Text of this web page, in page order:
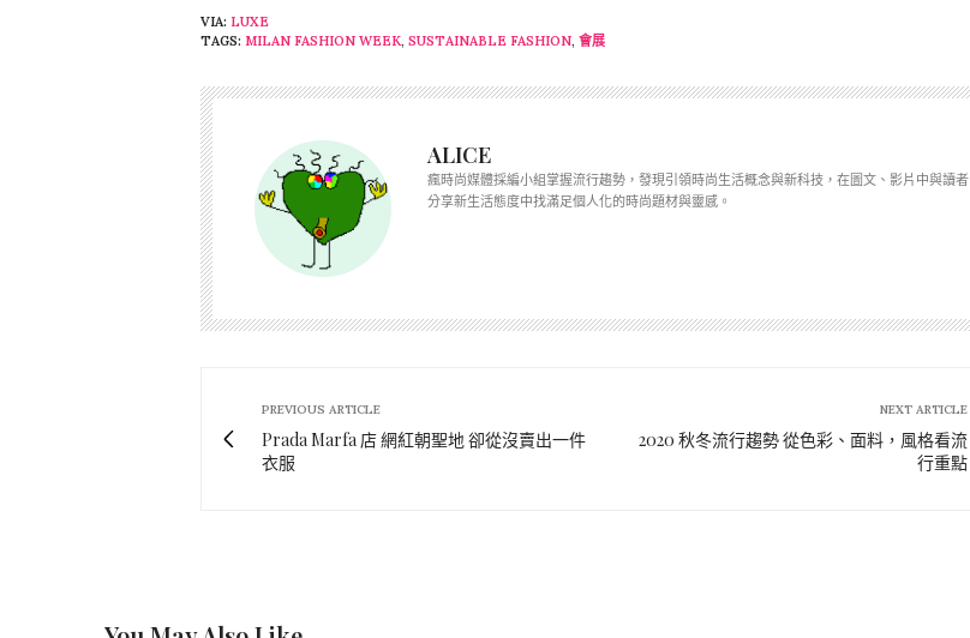
VIA: LUXE
TAGS: MILAN FASHION WEEK, SUSTAINABLE FASHION, 會展
ALICE
瘋時尚媒體採編小組掌握流行趨勢，發現引領時尚生活概念與新科技，在圖文、影片中與讀者
分享新生活態度中找滿足個人化的時尚題材與靈感。
PREVIOUS ARTICLE
Prada Marfa 店 網紅朝聖地 卻從沒賣出一件
衣服
NEXT ARTICLE
2020 秋冬流行趨勢 從色彩、面料，風格看流
行重點